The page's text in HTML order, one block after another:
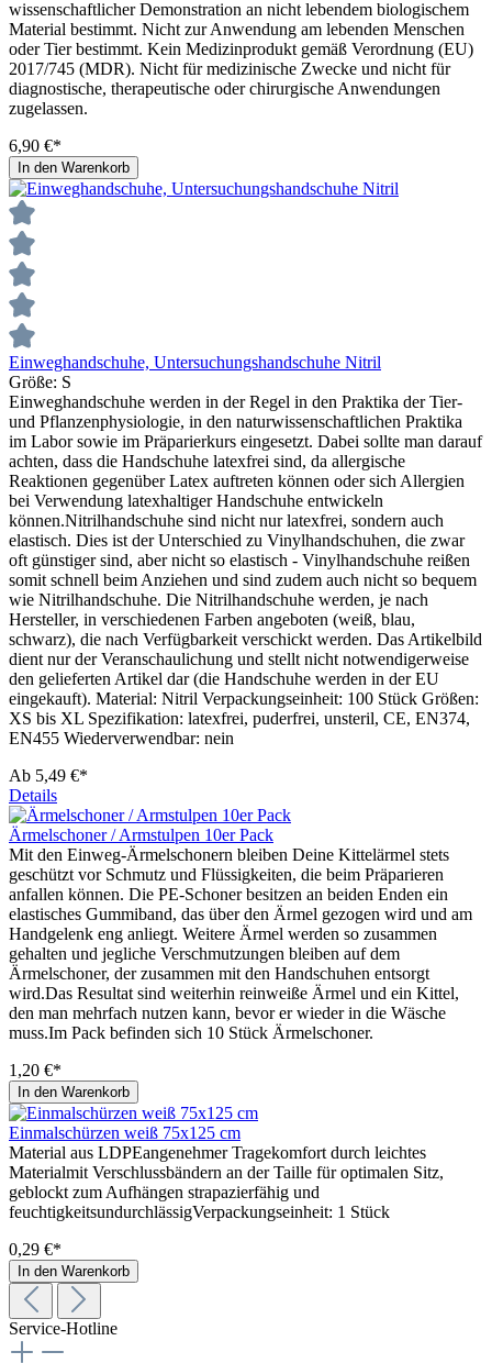
wissenschaftlicher Demonstration an nicht lebendem biologischem
Material bestimmt. Nicht zur Anwendung am lebenden Menschen
oder Tier bestimmt. Kein Medizinprodukt gemäß Verordnung (EU)
2017/745 (MDR). Nicht für medizinische Zwecke und nicht für
diagnostische, therapeutische oder chirurgische Anwendungen
zugelassen.
6,90 €*
In den Warenkorb
Einweghandschuhe, Untersuchungshandschuhe Nitril
Größe: S
Einweghandschuhe werden in der Regel in den Praktika der Tier-
und Pflanzenphysiologie, in den naturwissenschaftlichen Praktika
im Labor sowie im Präparierkurs eingesetzt. Dabei sollte man darauf
achten, dass die Handschuhe latexfrei sind, da allergische
Reaktionen gegenüber Latex auftreten können oder sich Allergien
bei Verwendung latexhaltiger Handschuhe entwickeln
können.Nitrilhandschuhe sind nicht nur latexfrei, sondern auch
elastisch. Dies ist der Unterschied zu Vinylhandschuhen, die zwar
oft günstiger sind, aber nicht so elastisch - Vinylhandschuhe reißen
somit schnell beim Anziehen und sind zudem auch nicht so bequem
wie Nitrilhandschuhe. Die Nitrilhandschuhe werden, je nach
Hersteller, in verschiedenen Farben angeboten (weiß, blau,
schwarz), die nach Verfügbarkeit verschickt werden. Das Artikelbild
dient nur der Veranschaulichung und stellt nicht notwendigerweise
den gelieferten Artikel dar (die Handschuhe werden in der EU
eingekauft). Material: Nitril Verpackungseinheit: 100 Stück Größen:
XS bis XL Spezifikation: latexfrei, puderfrei, unsteril, CE, EN374,
EN455 Wiederverwendbar: nein
Ab 5,49 €*
Details
Ärmelschoner / Armstulpen 10er Pack
Mit den Einweg-Ärmelschonern bleiben Deine Kittelärmel stets
geschützt vor Schmutz und Flüssigkeiten, die beim Präparieren
anfallen können. Die PE-Schoner besitzen an beiden Enden ein
elastisches Gummiband, das über den Ärmel gezogen wird und am
Handgelenk eng anliegt. Weitere Ärmel werden so zusammen
gehalten und jegliche Verschmutzungen bleiben auf dem
Ärmelschoner, der zusammen mit den Handschuhen entsorgt
wird.Das Resultat sind weiterhin reinweiße Ärmel und ein Kittel,
den man mehrfach nutzen kann, bevor er wieder in die Wäsche
muss.Im Pack befinden sich 10 Stück Ärmelschoner.
1,20 €*
In den Warenkorb
Einmalschürzen weiß 75x125 cm
Material aus LDPEangenehmer Tragekomfort durch leichtes
Materialmit Verschlussbändern an der Taille für optimalen Sitz,
geblockt zum Aufhängen strapazierfähig und
feuchtigkeitsundurchlässigVerpackungseinheit: 1 Stück
0,29 €*
In den Warenkorb
Service-Hotline